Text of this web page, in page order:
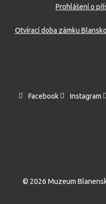
Prohlášení o
Otvírací doba zámku
Facebook Instagram
© 2026 Muzeum